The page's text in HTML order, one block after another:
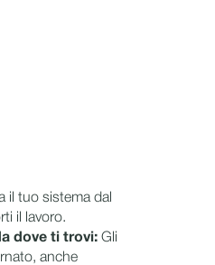
il tuo sistema dal
il lavoro.
dove ti trovi: Gli
anche